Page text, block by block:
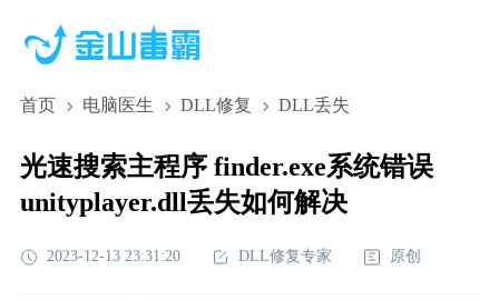
首页 电脑医生 DLL修复 DLL丢失
光速搜索主程序 finder.exe系统错误
unityplayer.dll丢失如何解决
2023-12-13 23:31:20 DLL修复专家 原创